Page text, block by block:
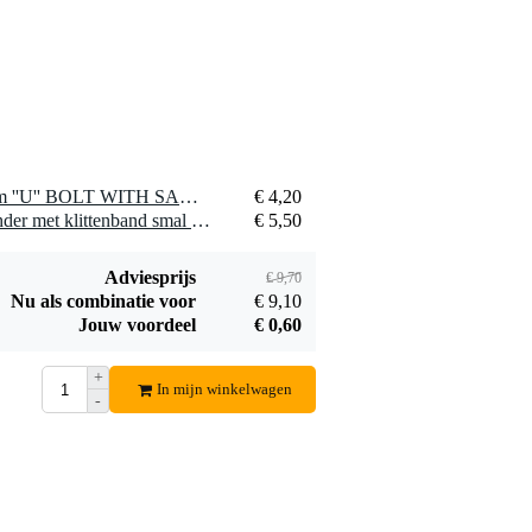
1 x Doughty T56900 48mm ''U'' BOLT WITH SADDLE
€ 4,20
1 x Innox Snap 27 kabelbinder met klittenband smal zwart (10 stuks)
€ 5,50
Adviesprijs € 9,70
Nu als combinatie voor
€ 9,10
Jouw voordeel
€ 0,60
+
-
In mijn winkelwagen